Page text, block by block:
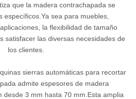
que la madera contrachapada se
específicos.Ya sea para muebles,
la flexibilidad de tamaño
satisfacer las diversas necesidades de
los clientes.
sierras automáticas para recortar
admite espesores de madera
desde 3 mm hasta 70 mm.Esta amplia